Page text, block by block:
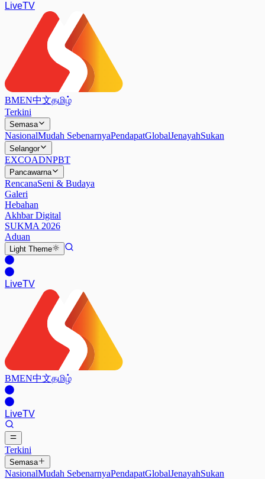
LiveTV
BMEN中文தமிழ்
Terkini
Semasa
NasionalMudah SebenarnyaPendapatGlobalJenayahSukan
Selangor
EXCOADNPBT
Pancawarna
RencanaSeni & Budaya
Galeri
Hebahan
Akhbar Digital
SUKMA 2026
Aduan
Light Theme
LiveTV
BMEN中文தமிழ்
LiveTV
Terkini
Semasa
NasionalMudah SebenarnyaPendapatGlobalJenayahSukan